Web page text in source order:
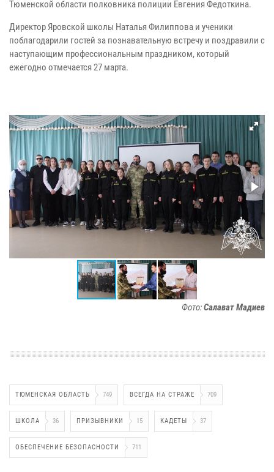
Тюменской области полковника полиции Евгения Федоткина.
Директор Яровской школы Наталья Филиппова и ученики
поблагодарили гостей за познавательную встречу и поздравили с
наступающим профессиональным праздником, который
ежегодно отмечается 27 марта.
Фото:Салават Мадиев
ТЮМЕНСКАЯ ОБЛАСТЬ 749 ВСЕГДА НА СТРАЖЕ 709
ШКОЛА 36 ПРИЗЫВНИКИ 15 КАДЕТЫ 37
ОБЕСПЕЧЕНИЕ БЕЗОПАСНОСТИ 711